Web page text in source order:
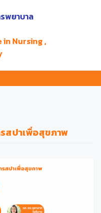
พยาบาล
Nursing ,
ปาเพื่อสุขภาพ